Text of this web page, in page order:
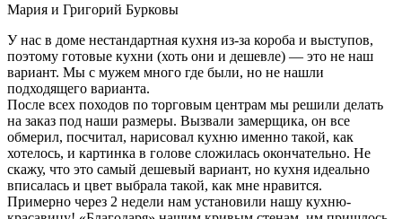
Мария и Григорий Бурковы
У нас в доме нестандартная кухня из-за короба и выступов,
поэтому готовые кухни (хоть они и дешевле) — это не наш
вариант. Мы с мужем много где были, но не нашли
подходящего варианта.
После всех походов по торговым центрам мы решили делать
на заказ под наши размеры. Вызвали замерщика, он все
обмерил, посчитал, нарисовал кухню именно такой, как
хотелось, и картинка в голове сложилась окончательно. Не
скажу, что это самый дешевый вариант, но кухня идеально
вписалась и цвет выбрала такой, как мне нравится.
Примерно через 2 недели нам установили нашу кухню-